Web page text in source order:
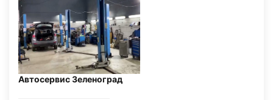
Автосервис Зеленоград